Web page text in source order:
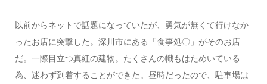
以前からネットで話題になっていたが、勇気が無くて行けなか
ったお店に突撃した。深川市にある「食事処〇」がそのお店
だ。一際目立つ真紅の建物。たくさんの幟もはためいている
為、迷わず到着することができた。昼時だったので、駐車場は